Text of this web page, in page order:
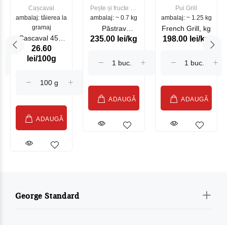
Cașcaval
ambalaj: tăierea la
gramaj
Cascaval 45%
Maasdam
Sublime Cow
26.60
lei/100g
ADAUGĂ
Pește și fructe de
mare
ambalaj: ~ 0.7 kg
Păstrav
Somonat
235.00 lei/kg
ADAUGĂ
Pui Grill
ambalaj: ~ 1.25 kg
French Grill, kg
198.00 lei/kg
ADAUGĂ
George Standard